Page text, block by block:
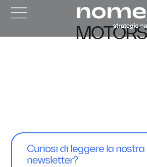
MOTORS
Curiosi di leggere la nostra
newsletter?